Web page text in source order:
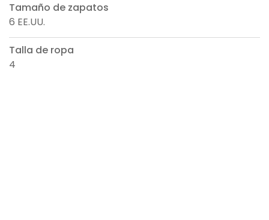
Tamaño de zapatos
6 EE.UU.
Talla de ropa
4